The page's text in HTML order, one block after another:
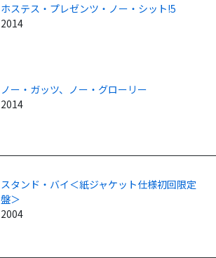
ホステス・プレゼンツ・ノー・シット!5
2014
ノー・ガッツ、ノー・グローリー
2014
スタンド・バイ＜紙ジャケット仕様初回限定
盤＞
2004